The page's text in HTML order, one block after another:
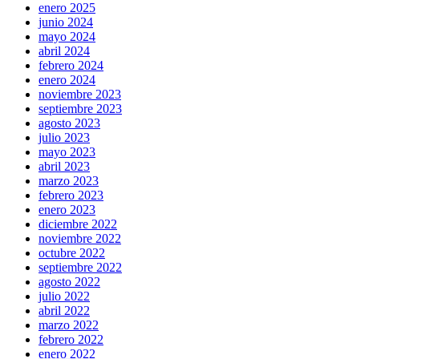
enero 2025
junio 2024
mayo 2024
abril 2024
febrero 2024
enero 2024
noviembre 2023
septiembre 2023
agosto 2023
julio 2023
mayo 2023
abril 2023
marzo 2023
febrero 2023
enero 2023
diciembre 2022
noviembre 2022
octubre 2022
septiembre 2022
agosto 2022
julio 2022
abril 2022
marzo 2022
febrero 2022
enero 2022